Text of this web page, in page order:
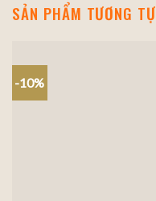
SẢN PHẨM TƯƠNG TỰ
-10%